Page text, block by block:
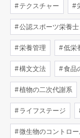
テクスチャー
公認スポーツ栄養士
栄養管理 低栄
構文文法 食品
植物の二次代謝系
ライフステージ
微生物のコントロー